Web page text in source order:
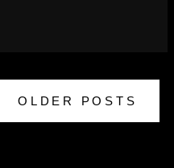
OLDER POSTS